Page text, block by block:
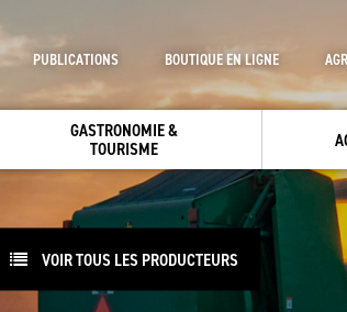
GASTRONOMIE &
TOURISME
PUBLICATIONS BOUTIQUE EN LIGNE
VOIR TOUS LES PRODUCTEURS